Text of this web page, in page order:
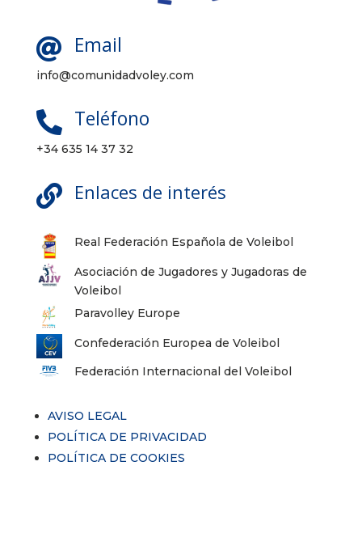
 Email
info@comunidadvoley.com
 Teléfono
+34 635 14 37 32
 Enlaces de interés
Real Federación Española de Voleibol
Asociación de Jugadores y Jugadoras de
Voleibol
Paravolley Europe
Confederación Europea de Voleibol
Federación Internacional del Voleibol
AVISO LEGAL
POLÍTICA DE PRIVACIDAD
POLÍTICA DE COOKIES